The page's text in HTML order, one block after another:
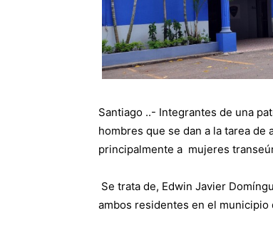
Santiago ..- Integrantes de una
hombres que se dan a la tarea
principalmente a mujeres
Se trata de, Edwin Javier
ambos residentes en el municipio